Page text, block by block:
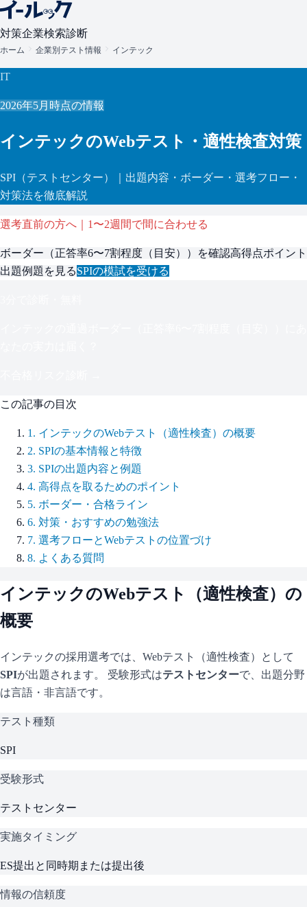
対策企業検索診断
ホーム 企業別テスト情報 インテック
IT
2026年5月 時点の情報
インテックのWebテスト・適性検査対策
SPI （テストセンター）
｜出題内容・ボーダー・選考フロー・
対策法を徹底解説
選考直前の方へ｜1〜2週間で間に合わせる
ボーダー（正答率6〜7割程度（目安） ）を確認高得点ポイント
出題例題を見るSPIの模試を受ける
この記事の目次
1 . インテックのWebテスト（適性検査）の概要
2. SPIの基本情報と特徴
3. SPIの出題内容と例題
4. 高得点を取るためのポイント
5. ボーダー・合格ライン
6. 対策・おすすめの勉強法
7. 選考フローとWebテストの位置づけ
8. よくある質問
インテックのWebテスト（適性検査）の
概要
インテックの採用選考では、Webテスト（適性検査）として
SPIが出題されます。 受験形式はテストセンターで、 出題分野
は言語・非言語です。
テスト種類
SPI
受験形式
テストセンター
実施タイミング
ES提出と同時期または提出後
情報の信頼度